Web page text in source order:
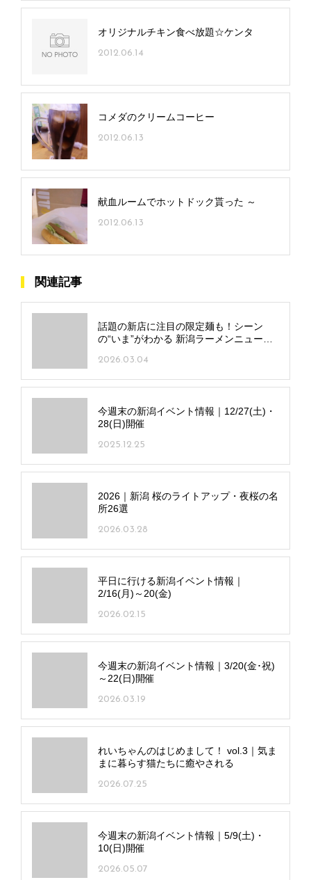
オリジナルチキン食べ放題☆ケンタ
2012.06.14
コメダのクリームコーヒー
2012.06.13
献血ルームでホットドック貰った ～
2012.06.13
関連記事
話題の新店に注目の限定麺も！シーン
の“いま”がわかる 新潟ラーメンニュース
2026.03.04
今週末の新潟イベント情報｜12/27(土)・
28(日)開催
2025.12.25
2026｜新潟 桜のライトアップ・夜桜の名
所26選
2026.03.28
平日に行ける新潟イベント情報｜
2/16(月)～20(金)
2026.02.15
今週末の新潟イベント情報｜3/20(金･祝)
～22(日)開催
2026.03.19
れいちゃんのはじめまして！ vol.3｜気ま
まに暮らす猫たちに癒やされる
2026.07.25
今週末の新潟イベント情報｜5/9(土)・
10(日)開催
2026.05.07